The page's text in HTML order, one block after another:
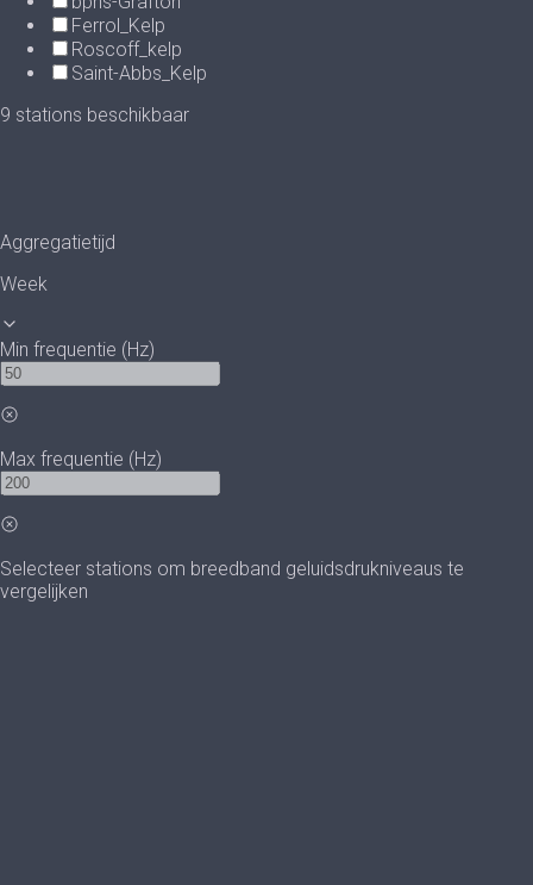
Ferrol_Kelp
Roscoff_kelp
Saint-Abbs_Kelp
9 stations beschikbaar
Aggregatietijd
Week
Min frequentie (Hz)
Max frequentie (Hz)
Selecteer stations om breedband geluidsdrukniveaus te
vergelijken